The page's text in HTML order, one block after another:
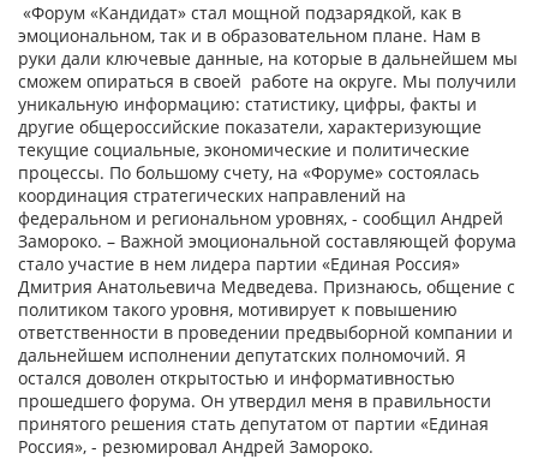
«Форум «Кандидат» стал мощной подзарядкой, как в
эмоциональном, так и в образовательном плане. Нам в
руки дали ключевые данные, на которые в дальнейшем мы
сможем опираться в своей работе на округе. Мы получили
уникальную информацию: статистику, цифры, факты и
другие общероссийские показатели, характеризующие
текущие социальные, экономические и политические
процессы. По большому счету, на «Форуме» состоялась
координация стратегических направлений на
федеральном и региональном уровнях, - сообщил Андрей
Замороко. – Важной эмоциональной составляющей форума
стало участие в нем лидера партии «Единая Россия»
Дмитрия Анатольевича Медведева. Признаюсь, общение с
политиком такого уровня, мотивирует к повышению
ответственности в проведении предвыборной компании и
дальнейшем исполнении депутатских полномочий. Я
остался доволен открытостью и информативностью
прошедшего форума. Он утвердил меня в правильности
принятого решения стать депутатом от партии «Единая
Россия», - резюмировал Андрей Замороко.